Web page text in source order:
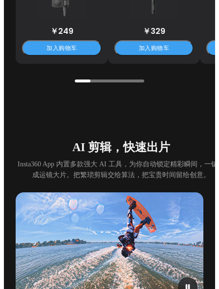
￥249
加入购物车
￥329
加入购物车
AI 剪辑，快速出片
Insta360 App 内置多款强大 AI 工具，为你自动锁定精彩瞬间，一
成运镜大片。把繁琐剪辑交给算法，把宝贵时间留给创意。